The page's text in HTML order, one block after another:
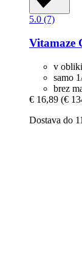
5.0 (7)
Vitamaze
v
samo
brez
€ 16,89 (€
Dostava do